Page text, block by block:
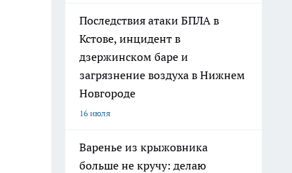
Последствия атаки БПЛА в
Кстове, инцидент в
дзержинском баре и
загрязнение воздуха в Нижнем
Новгороде
16 июля
Варенье из крыжовника
больше не кручу: делаю